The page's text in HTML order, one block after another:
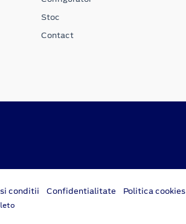
Stoc
Contact
conditii Confidentialitate Politica cookies